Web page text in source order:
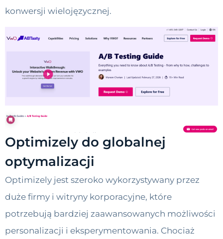
konwersji wielojęzycznej.
Optimizely do globalnej
optymalizacji
Optimizely jest szeroko wykorzystywany przez
duże firmy i witryny korporacyjne, które
potrzebują bardziej zaawansowanych możliwości
personalizacji i eksperymentowania. Chociaż